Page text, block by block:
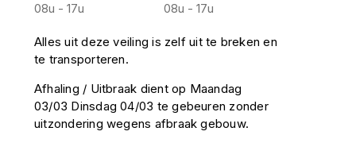
08u - 17u
08u - 17u
Alles uit deze veiling is zelf uit te breken en
te transporteren.
Afhaling / Uitbraak dient op Maandag
03/03 Dinsdag 04/03 te gebeuren zonder
uitzondering wegens afbraak gebouw.